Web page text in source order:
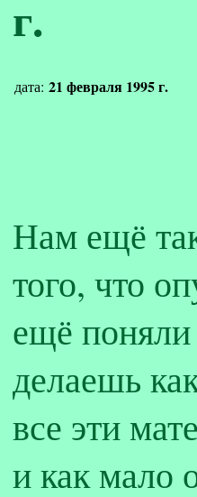
г.
дата: 21 февраля 1995 г.
Нам ещё
того, что
ещё
делаешь
все эти
и как мало